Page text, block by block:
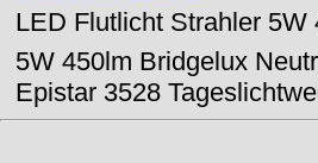
LED Flutlicht Strahler
5W 450lm Bridgelux
Epistar 3528